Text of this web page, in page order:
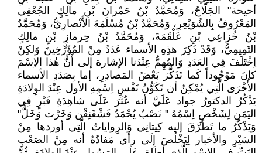
أحيحة" الجَلّاحُ، وَمُحَمَّدُ بْنُ حَمْرانَ بْنِ مالِكٍ الجُعْفِي
المَعْرُوفُ بِالشُوَيْعِرِ، وَمُحَمَّدُ بْنُ مُسْلَمَةَ الأَنْصارِيُّ، وَمُحَمَّدُ
بْنُ خُزاعِي بْنِ عَلْقَمَةَ، وَمُحَمَّدُ بْنُ حِرمازِ بْنِ مالِكٍ
التَمِيمِيُّ، وَقَدْ ذَكِرَ هٰذِهِ الأسماء عَدَدٌ مِنْ المُؤَرِّخِينَ وَلٰكِنْ
اِخْتَلَفَ فِي العَدَدِ وَالمُهِمُّ عِنْدَنا الإشارة إلى أَنَّ هٰذا الاِسْمَ
كانَ مَوْجُوداً كَما تَذَكَّرَ بَعْضُ المَصادِرِ، إما بِصَدَدِ الأسماء
الأُخْرَى الَّتِي يُمْكِنُ أن تَكَوُّنُ نَفْسِ اِسْمِهِ الأول عِنْدَ الوِلادَةِ
يَذْكُرُ الدكتورُ جواد عَلَيَّ أنه عُثَرَ عَلَى شاهِدَةِ قَبْرٍ فِي
اليَمَنِ لِشَخْصٍ اِسْمُهُ " نَصْبٌ يُحْمَدُ قَشْفَنِقْن وَخَرْت وَخَلٌّ"
وَيَذْكُرُ ما تَطَرَّقَ إليه كِيتانِي وَالرِواياتُ الَّتِي أوردها مِنْ
السَيْرِ والأخبار لِيَخْلُصَ إِلَى رأي مَفادُهُ أنه مِنْ الصَعْبِ